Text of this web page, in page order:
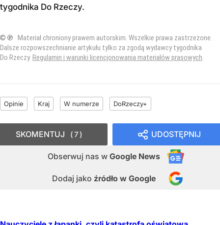
tygodnika Do Rzeczy.
© ℗ Materiał chroniony prawem autorskim. Wszelkie prawa zastrzeżone.
Dalsze rozpowszechnianie artykułu tylko za zgodą wydawcy tygodnika
Do Rzeczy. Regulamin i warunki licencjonowania materiałów prasowych.
Opinie Kraj W numerze DoRzeczy+
UDOSTĘPNIJ
Obserwuj nas w Google News
Dodaj jako źródło w Google
SKOMENTUJ 7